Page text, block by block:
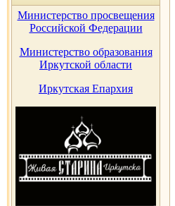
Министерство просвещения
Российской Федерации
Министерство образования
Иркутской области
Иркутская Епархия